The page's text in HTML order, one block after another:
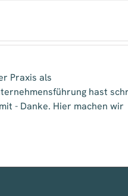
Praxis als
hast
- Danke. Hier machen wir